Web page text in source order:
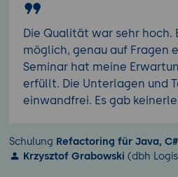
Die Qualität war sehr hoch.
möglich, genau auf Fragen
Seminar hat meine
erfüllt. Die Unterlagen und
einwandfrei. Es gab
Schulung Refactoring für Java,
Krzysztof Grabowski (dbh